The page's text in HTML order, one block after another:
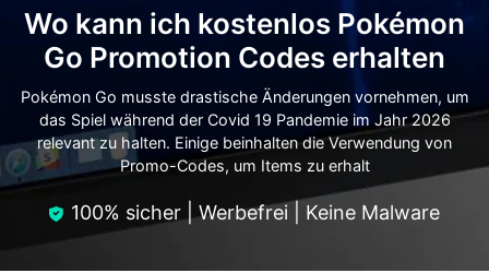
Dienstprogramme
Überblick
Lösungen
Über uns
Presseraum
Shop
Support
Alles-in-einem-Toolkit
Weitere Tools und Apps
Full Toolkit anzeigen >
Lösungen
Entdecken Sie weitere Dr.Fone-Lösungen
Lernen und Unterstützung
Ressourcen & Lernen
Hilfe und Unterstützung erhalten
Android 16 FRP-Umgehung
DOWNLOAD Anmelden
Wo kann ich kostenlos Pokémon
Go Promotion Codes erhalten
Pokémon Go musste drastische Änderungen vornehmen, um
das Spiel während der Covid 19 Pandemie im Jahr 2026
relevant zu halten. Einige beinhalten die Verwendung von
Promo-Codes, um Items zu erhalt
100% sicher | Werbefrei | Keine Malware